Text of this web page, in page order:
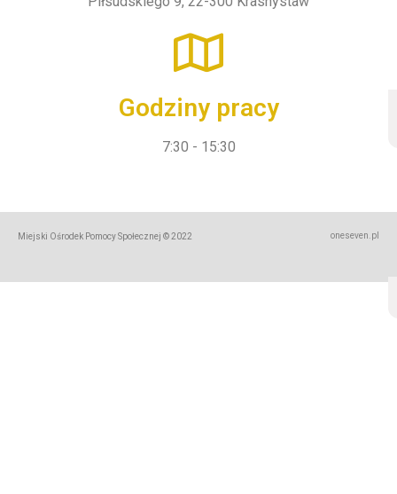
Godziny pracy
7:30 - 15:30
Miejski Ośrodek Pomocy Społecznej © 2022 oneseven.pl